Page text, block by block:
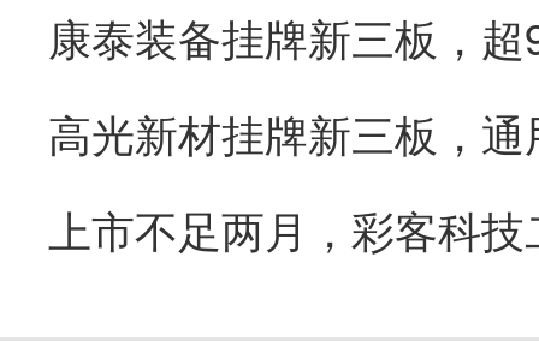
康泰装备挂牌新三板，